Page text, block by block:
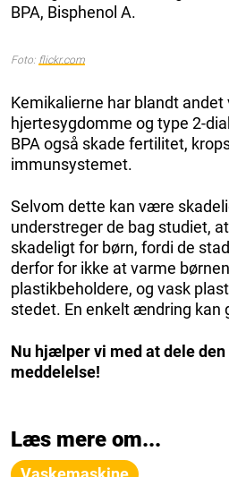
BPA, Bisphenol A.
Foto: flickr.com
Kemikalierne har blandt
hjertesygdomme og type 2-
BPA også skade fertilitet,
immunsystemet.
Selvom dette kan være
understreger de bag studiet,
skadeligt for børn, fordi de
derfor for ikke at varme
plastikbeholdere, og vask
stedet. En enkelt ændring kan
Nu hjælper vi med at dele
meddelelse!
Læs mere om...